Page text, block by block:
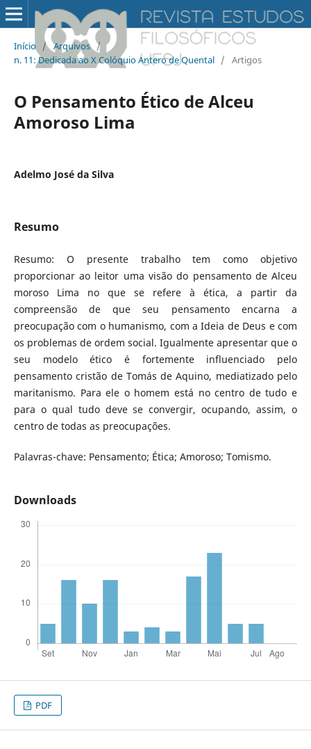
Início / Arquivos /
n. 11: Dedicada ao X Colóquio Antero de Quental / Artigos
O Pensamento Ético de Alceu
Amoroso Lima
Adelmo José da Silva
Resumo
Resumo: O presente trabalho tem como objetivo
proporcionar ao leitor uma visão do pensamento de Alceu
moroso Lima no que se refere à ética, a partir da
compreensão de que seu pensamento encarna a
preocupação com o humanismo, com a Ideia de Deus e com
os problemas de ordem social. Igualmente apresentar que o
seu modelo ético é fortemente influenciado pelo
pensamento cristão de Tomás de Aquino, mediatizado pelo
maritanismo. Para ele o homem está no centro de tudo e
para o qual tudo deve se convergir, ocupando, assim, o
centro de todas as preocupações.
Palavras-chave: Pensamento; Ética; Amoroso; Tomismo.
Downloads
PDF